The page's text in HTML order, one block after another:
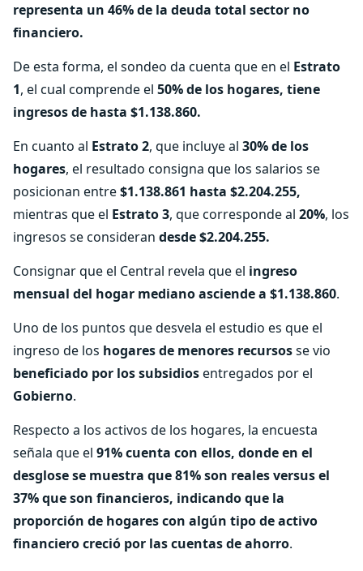
representa un 46% de la deuda total sector no
financiero.
De esta forma, el sondeo da cuenta que en el Estrato
1, el cual comprende el 50% de los hogares, tiene
ingresos de hasta $1.138.860.
En cuanto al Estrato 2, que incluye al 30% de los
hogares, el resultado consigna que los salarios se
posicionan entre$1.138.861 hasta $2.204.255,
mientras que el Estrato 3, que corresponde al 20%, los
ingresos se consideran desde $2.204.255.
Consignar que el Central revela que el ingreso
mensual del hogar mediano asciende a $1.138.860.
Uno de los puntos que desvela el estudio es que el
ingreso de los hogares de menores recursosse vio
beneficiado por los subsidiosentregados por el
Gobierno.
Respecto a los activos de los hogares, la encuesta
señala que el 91% cuenta con ellos, donde en el
desglose se muestra que 81% son reales versus el
37% que son financieros, indicando que la
proporción de hogares con algún tipo de activo
financiero creció por las cuentas de ahorro.